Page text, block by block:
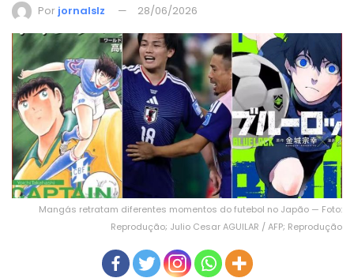
Por jornalslz 28/06/2026
Mangás retratam diferentes momentos do futebol no Japão — Foto:
Reprodução; Julio Cesar AGUILAR / AFP; Reprodução